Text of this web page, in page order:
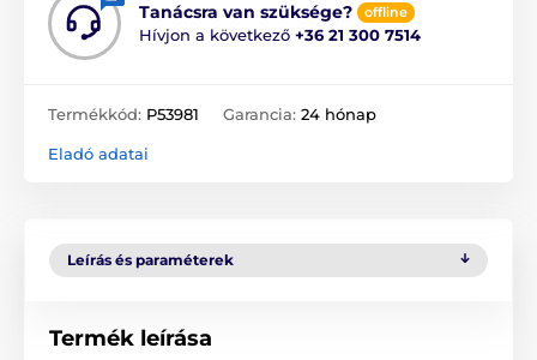
Tanácsra van szüksége? offline
Hívjon a következő +36 21 300 7514
Termékkód: P53981 Garancia: 24 hónap
Eladó adatai
Leírás és paraméterek
Termék leírása